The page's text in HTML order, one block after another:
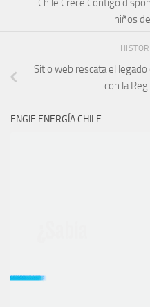
Chile Crece Contigo
niños
Sitio web rescata el
con la
ENGIE ENERGÍA CHILE